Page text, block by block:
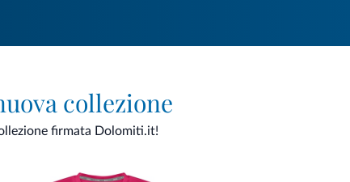
collezione
firmata Dolomiti.it!